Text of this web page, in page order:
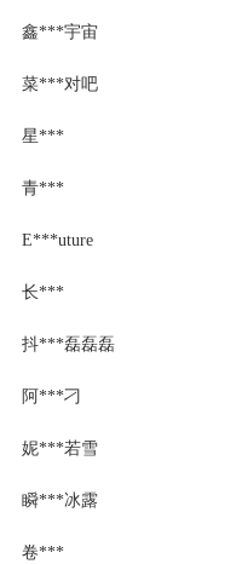
鑫***宇宙
菜***对吧
星***
青***
E***uture
长***
抖***磊磊磊
阿***刁
妮***若雪
瞬***冰露
卷***